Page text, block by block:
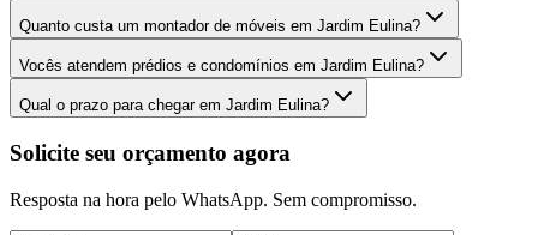
Quanto custa um montador de móveis em Jardim Eulina?
Vocês atendem prédios e condomínios em Jardim Eulina?
Qual o prazo para chegar em Jardim Eulina?
Solicite seu orçamento agora
Resposta na hora pelo WhatsApp. Sem compromisso.